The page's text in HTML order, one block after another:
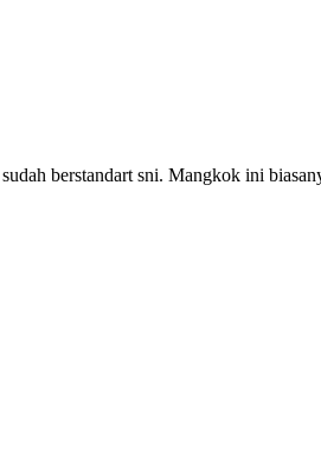
berstandart sni. Mangkok ini